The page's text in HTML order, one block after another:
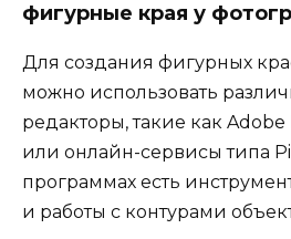
фигурные края у
Для создания фигурных
можно использовать
редакторы, такие как
или онлайн-сервисы типа
программах есть
и работы с контурами